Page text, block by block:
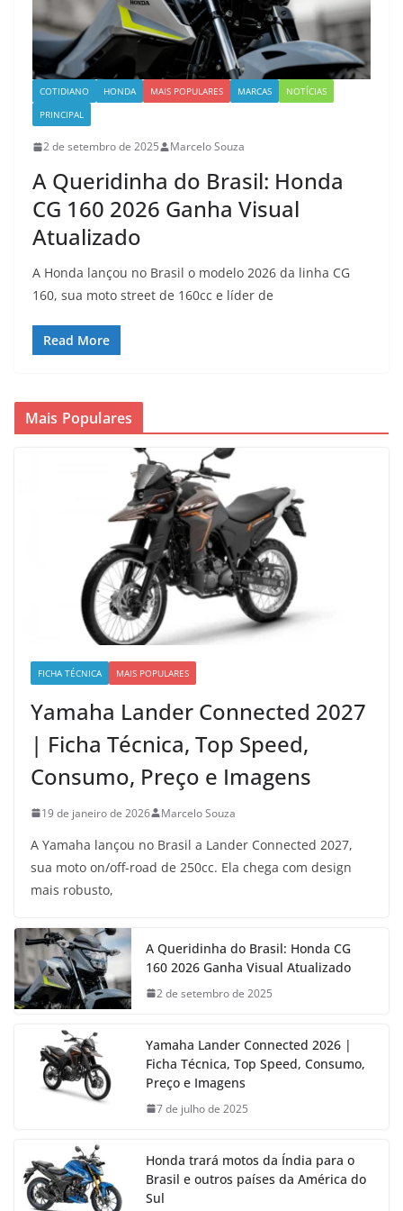
COTIDIANO HONDA MAIS POPULARES MARCAS
NOTÍCIAS
PRINCIPAL
2 de setembro de 2025 Marcelo Souza
A Queridinha do Brasil: Honda
CG 160 2026 Ganha Visual
Atualizado
A Honda lançou no Brasil o modelo 2026 da linha CG
160, sua moto street de 160cc e líder de
Read More
Mais Populares
FICHA TÉCNICA MAIS POPULARES
Yamaha Lander Connected 2027
| Ficha Técnica, Top Speed,
Consumo, Preço e Imagens
19 de janeiro de 2026 Marcelo Souza
A Yamaha lançou no Brasil a Lander Connected 2027,
sua moto on/off-road de 250cc. Ela chega com design
mais robusto,
A Queridinha do Brasil: Honda CG
160 2026 Ganha Visual Atualizado
2 de setembro de 2025
Yamaha Lander Connected 2026 |
Ficha Técnica, Top Speed, Consumo,
Preço e Imagens
7 de julho de 2025
Honda trará motos da Índia para o
Brasil e outros países da América do
Sul